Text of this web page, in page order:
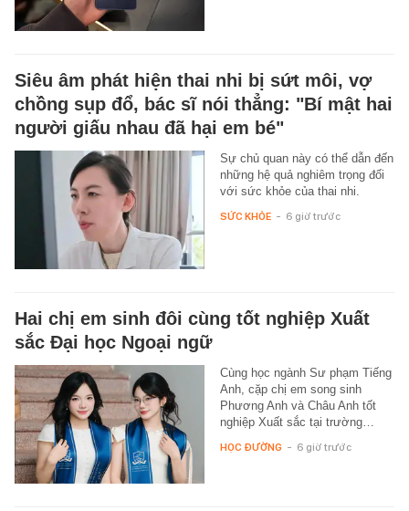
Siêu âm phát hiện thai nhi bị sứt môi, vợ
chồng sụp đổ, bác sĩ nói thẳng: "Bí mật hai
người giấu nhau đã hại em bé"
Sự chủ quan này có thể dẫn đến
những hệ quả nghiêm trọng đối
với sức khỏe của thai nhi.
SỨC KHỎE - 6 giờ trước
Hai chị em sinh đôi cùng tốt nghiệp Xuất
sắc Đại học Ngoại ngữ
Cùng học ngành Sư phạm Tiếng
Anh, cặp chị em song sinh
Phương Anh và Châu Anh tốt
nghiệp Xuất sắc tại trường…
HỌC ĐƯỜNG - 6 giờ trước